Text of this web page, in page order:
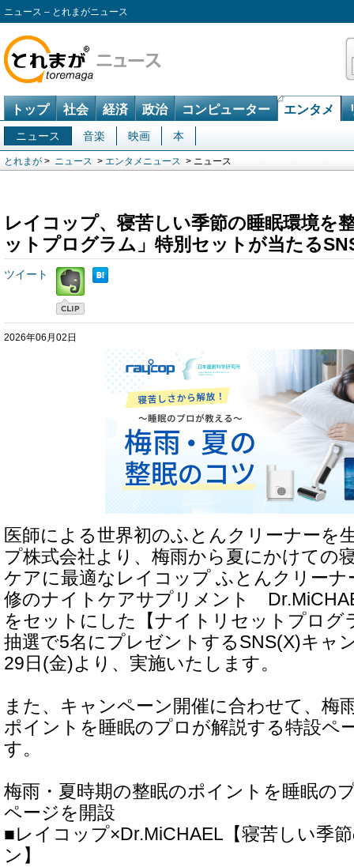
ニュース – とれまがニュース
トップ 社会 経済 政治 コンピューター エンタメ
ニュース 音楽 映画 本
とれまが > ニュース > エンタメニュース > ニュース
レイコップ、寝苦しい季節の睡眠環境を
ットプログラム」特別セットが当たる
ツイート
2026年06月02日
医師による世界初のふとんクリーナーを
プ株式会社より、梅雨から夏にかけての
ケアに最適なレイコップ ふとんクリーナ
修のナイトケアサプリメント
をセットにした【ナイトリセットプログ
抽選で5名にプレゼントするSNS(X)キャ
29日(金)より、実施いたします。
また、キャンペーン開催に合わせて、梅
ポイントを睡眠のプロが解説する特設ペ
す。
梅雨・夏時期の整眠のポイントを睡眠の
ページを開設
■レイコップ×Dr.MiCHAEL【寝苦しい季
ン】